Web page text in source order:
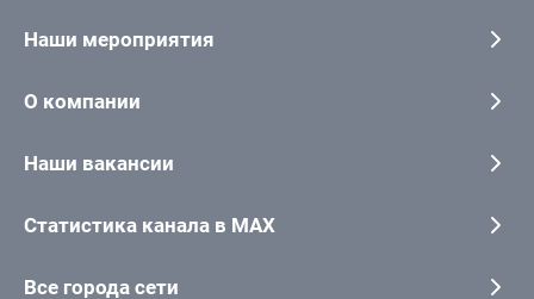
Наши мероприятия
О компании
Наши вакансии
Статистика канала в MAX
Все города сети